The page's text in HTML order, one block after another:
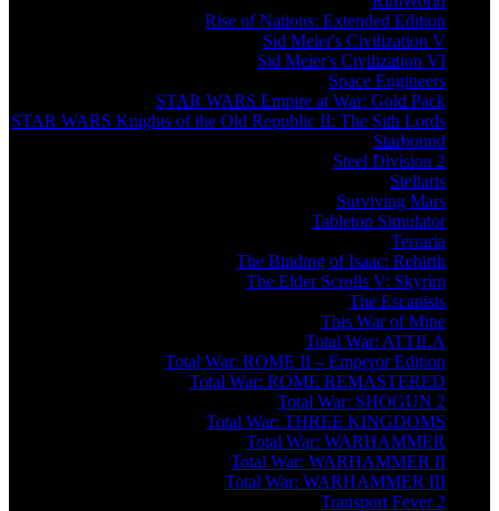
Rise of Nations: Extended Edition
Sid Meier's Civilization V
Sid Meier's Civilization VI
Space Engineers
STAR WARS Empire at War: Gold Pack
STAR WARS Knights of the Old Republic II: The Sith Lords
Starbound
Steel Division 2
Stellaris
Surviving Mars
Tabletop Simulator
Terraria
The Binding of Isaac: Rebirth
The Elder Scrolls V: Skyrim
The Escapists
This War of Mine
Total War: ATTILA
Total War: ROME II – Emperor Edition
Total War: ROME REMASTERED
Total War: SHOGUN 2
Total War: THREE KINGDOMS
Total War: WARHAMMER
Total War: WARHAMMER II
Total War: WARHAMMER III
Transport Fever 2